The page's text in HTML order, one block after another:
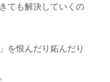
ても解決していくの
を恨んだり妬んだり